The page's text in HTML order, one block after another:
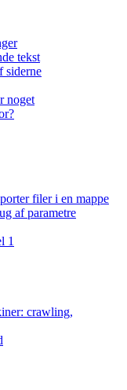
tekst
siderne
noget
filer i en mappe
af parametre
1
crawling,